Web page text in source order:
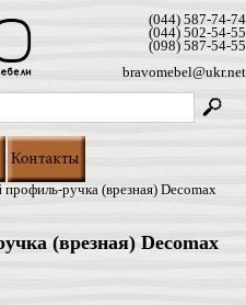
(044) 587-74-74
(044) 502-54-55
(098) 587-54-55
bravomebel@ukr.net
ручка (врезная) Decomax
(врезная) Decomax